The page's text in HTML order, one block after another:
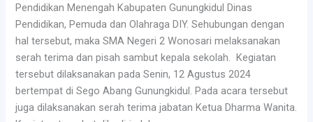
Pendidikan Menengah Kabupaten Gunungkidul Dinas
Pendidikan, Pemuda dan Olahraga DIY. Sehubungan dengan
hal tersebut, maka SMA Negeri 2 Wonosari melaksanakan
serah terima dan pisah sambut kepala sekolah. Kegiatan
tersebut dilaksanakan pada Senin, 12 Agustus 2024
bertempat di Sego Abang Gunungkidul. Pada acara tersebut
juga dilaksanakan serah terima jabatan Ketua Dharma Wanita.